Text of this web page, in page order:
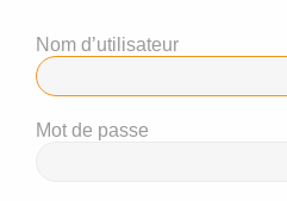
Nom d’utilisateur
Mot de passe